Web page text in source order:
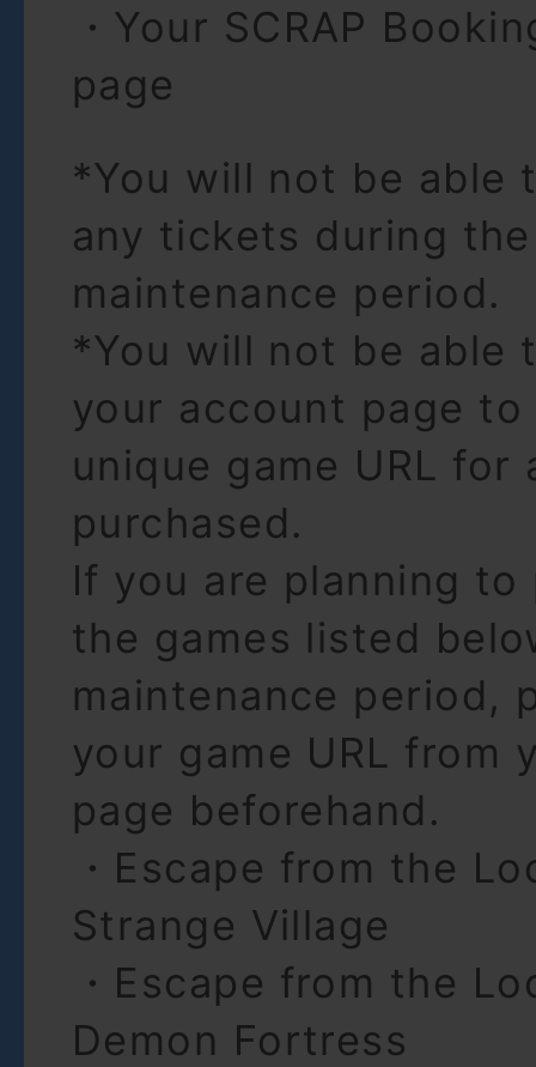
・Your SCRAP
page
*You will not be able
any tickets during the
maintenance period.
*You will not be able
your account page
unique game URL for
purchased.
If you are planning to
the games listed
maintenance period,
your game URL from
page beforehand.
・Escape from the
Strange Village
・Escape from the
Demon Fortress